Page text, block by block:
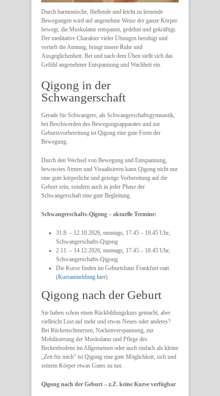
Durch harmonische, fließende und leicht zu lernende
Bewegungen wird auf angenehme Weise der ganze Körper
bewegt, die Muskulatur entspannt, gedehnt und gekräftigt.
Der meditative Charakter vieler Übungen beruhigt und
vertieft die Atmung, bringt innere Ruhe und
Ausgeglichenheit. Bei und nach dem Üben stellt sich das
Gefühl angenehmer Entspannung und Wachheit ein.
Qigong in der
Schwangerschaft
Gerade für Schwangere, als Schwangerschaftsgymnastik,
bei Beschwerden des Bewegungsapparates und zur
Geburtsvorbereitung ist Qigong eine gute Form der
Bewegung.
Durch den Wechsel von Bewegung und Entspannung,
bewusstes Atmen und Visualisieren kann Qigong nicht nur
eine gute körperliche und geistige Vorbereitung auf die
Geburt sein, sondern auch in jeder Phase der
Schwangerschaft eine gute Begleitung.
Schwangerschafts-Qigong – aktuelle Termine:
31.8. – 12.10.2026, montags, 17.45 – 18.45 Uhr,
Schwangerschafts-Qigong
2.11. – 14.12.2026, montags, 17.45 – 18.45 Uhr,
Schwangerschafts-Qigong
Die Kurse finden im Geburtshaus Frankfurt statt
(Kursanmeldung hier)
Qigong nach der Geburt
Sie haben schon einen Rückbildungskurs gemacht, aber
vielleicht Lust auf mehr und etwas Neues oder anderes?
Bei Rückenschmerzen, Nackenverspannung, zur
Mobilisierung der Muskulatur und Pflege des
Beckenbodens im Allgemeinen oder auch einfach als kleine
„Zeit für mich“ ist Qigong eine gute Möglichkeit, sich und
seinem Körper etwas Gutes zu tun.
Qigong nach der Geburt – z.Z. keine Kurse verfügbar